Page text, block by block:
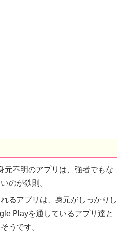
元不明のアプリは、強者でもな
のが鉄則。
るアプリは、身元がしっかりし
Playを通しているアプリ達と
うです。